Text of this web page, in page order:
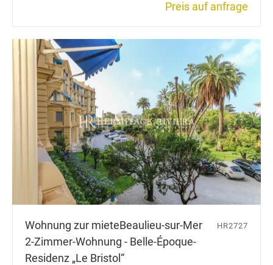
Preis auf anfrage
Wohnung zur mieteBeaulieu-sur-Mer
2-Zimmer-Wohnung - Belle-Époque-
Residenz „Le Bristol“
HR2727